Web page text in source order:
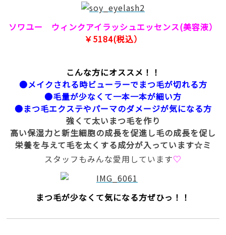
ソワユー ウィンクアイラッシュエッセンス(美容液）
￥5184(税込）
こんな方にオススメ！！
●メイクされる時ビューラーでまつ毛が切れる方
●毛量が少なくて一本一本が細い方
●まつ毛エクステやパーマのダメージが気になる方
強くて太いまつ毛を作り
高い保湿力と新生細胞の成長を促進し毛の成長を促し
栄養を与えて毛を太くする成分が入っています☆ミ
スタッフもみんな愛用しています♡
まつ毛が少なくて気になる方ぜひっ！！